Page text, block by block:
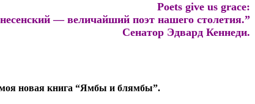
Poets give us grace:
— величайший поэт нашего столетия.”
Сенатор Эдвард Кеннеди.
новая книга “Ямбы и блямбы”.